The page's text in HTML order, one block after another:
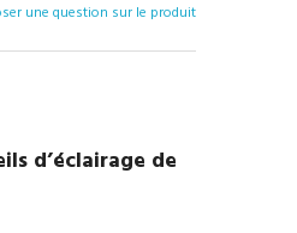
une question sur le produit
d’éclairage de